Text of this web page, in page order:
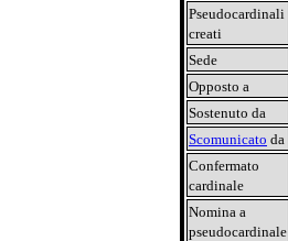
Pseudocardinali
creati
Sede
Opposto a
Sostenuto da
Scomunicato da
Confermato
cardinale
Nomina a
pseudocardinale